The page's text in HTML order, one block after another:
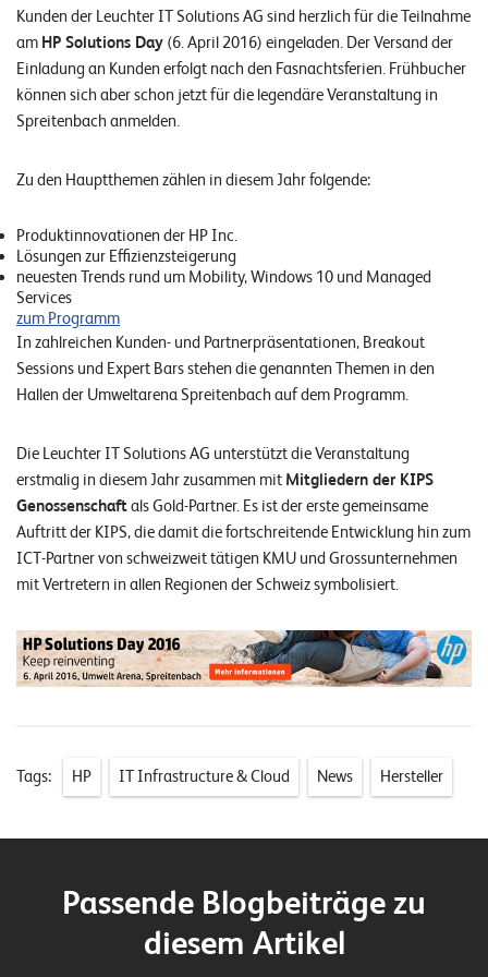
n
z
U
e
n
e
h
e
n
K
a
r
i
e
N
w
s
Kunden der Leuchter IT Solutions AG sind herzlich für die Teilnahme
am HP Solutions Day (6. April 2016) eingeladen. Der Versand der
Einladung an Kunden erfolgt nach den Fasnachtsferien. Frühbucher
können sich aber schon jetzt für die legendäre Veranstaltung in
Spreitenbach anmelden.
Zu den Hauptthemen zählen in diesem Jahr folgende:
Produktinnovationen der HP Inc.
Lösungen zur Effizienzsteigerung
neuesten Trends rund um Mobility, Windows 10 und Managed
Services
zum Programm
In zahlreichen Kunden- und Partnerpräsentationen, Breakout
Sessions und Expert Bars stehen die genannten Themen in den
Hallen der Umweltarena Spreitenbach auf dem Programm.
Die Leuchter IT Solutions AG unterstützt die Veranstaltung
erstmalig in diesem Jahr zusammen mit Mitgliedern der KIPS
Genossenschaftals Gold-Partner. Es ist der erste gemeinsame
Auftritt der KIPS, die damit die fortschreitende Entwicklung hin zum
ICT-Partner von schweizweit tätigen KMU und Grossunternehmen
mit Vertretern in allen Regionen der Schweiz symbolisiert.
Tags: HP IT Infrastructure & Cloud News Hersteller
Passende Blogbeiträge zu
diesem Artikel